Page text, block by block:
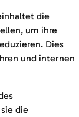
die
um ihre
Dies
und internen
die